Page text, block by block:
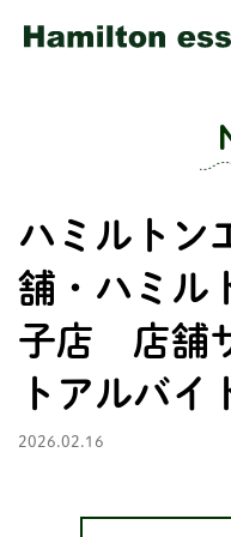
ハミルトン
舗・ハミル
子店 店舗
トアルバイ
2026.02.16